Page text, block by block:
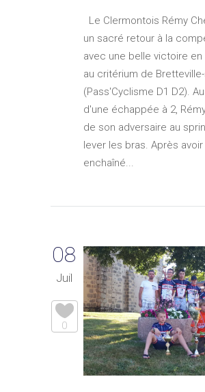
Le Clermontois Rémy
un sacré retour à la
avec une belle victoire en
au critérium de
(Pass'Cyclisme D1 D2).
d'une échappée à 2,
de son adversaire au
lever les bras. Après avoir
enchaîné...
08
Juil
0